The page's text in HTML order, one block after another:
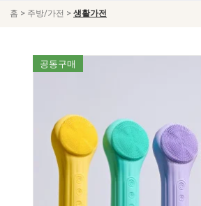
홈 > 주방/가전 > 생활가전
공동구매